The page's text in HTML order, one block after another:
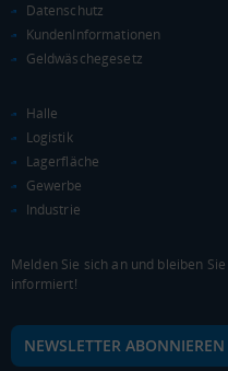
KAUFKRAFT
Euro pro Kopf
(Landkreis / Kreisfreie Stadt)
KAUFKRAFT - EURO
0 € 20.000 €
Datenschutz
KundenInformationen
Geldwäschegesetz
Halle
Logistik
Lagerfläche
Gewerbe
Industrie
Melden Sie sich an und bleiben
informiert!
NEWSLETTER ABONNIEREN